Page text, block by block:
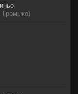
Громыко)